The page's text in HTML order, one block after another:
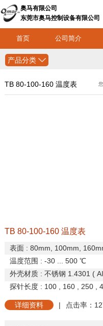
奥马有限公司
东莞市奥马控制设备有限公司
首页 公司简介
产品分类
TB 80-100-160 温度表
TB 80-100-160 温度表
表面: 80mm, 100mm,
温度范围 : -30 ... 500 ℃
外壳材质: 不锈钢 1.4301 (
探针长度: 100 , 160 , 250 ,
详细资料 | 点击率：